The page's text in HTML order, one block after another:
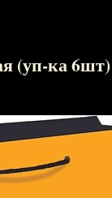
(уп-ка 6шт)